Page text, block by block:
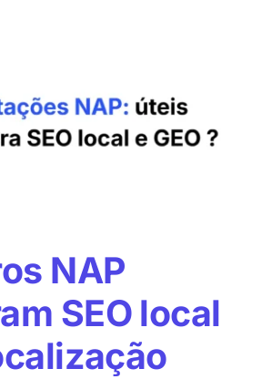
NAP
SEO local